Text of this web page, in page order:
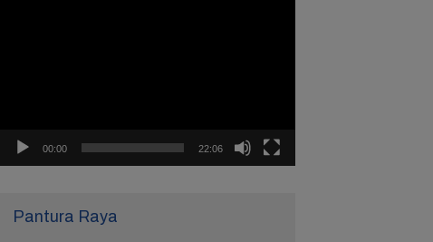
00:00 22:06
Pantura Raya